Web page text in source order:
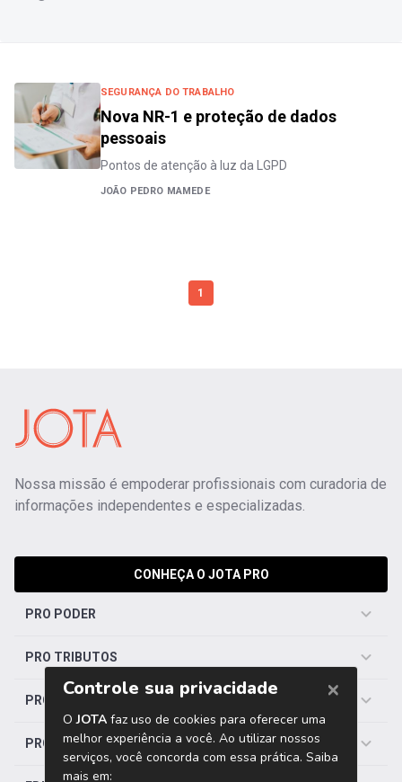
SEGURANÇA DO TRABALHO
Nova NR-1 e proteção de dados
pessoais
Pontos de atenção à luz da LGPD
JOÃO PEDRO MAMEDE
1
Nossa missão é empoderar profissionais com curadoria de
informações independentes e especializadas.
CONHEÇA O JOTA PRO
PRO PODER
PRO TRIBUTOS
PRO TRABALHISTA
PRO SAÚDE